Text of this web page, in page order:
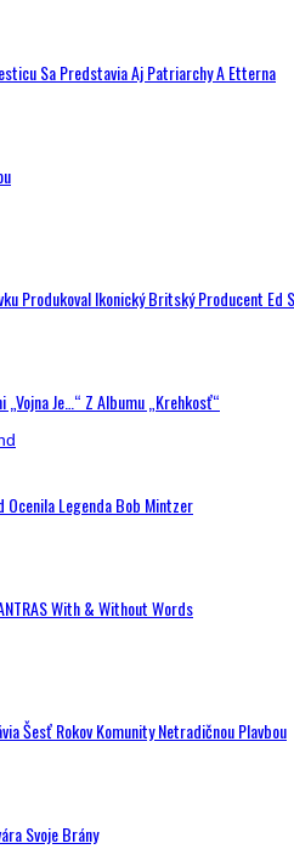
Sa Predstavia Aj Patriarchy A Etterna
Produkoval Ikonický Britský Producent Ed
Je…“ Z Albumu „Krehkosť“
Ocenila Legenda Bob Mintzer
With & Without Words
Šesť Rokov Komunity Netradičnou Plavbou
Svoje Brány